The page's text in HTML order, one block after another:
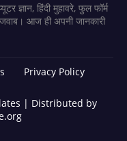
ज्ञान, हिंदी मुहावरे, फुल फॉर्म
आज ही अपनी जानकारी
Privacy Policy
| Distributed by